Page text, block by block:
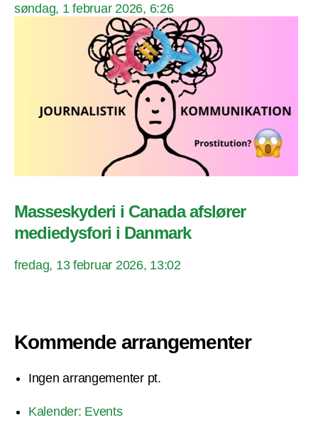
søndag, 1 februar 2026, 6:26
Masseskyderi i Canada afslører
mediedysfori i Danmark
fredag, 13 februar 2026, 13:02
Kommende arrangementer
Ingen arrangementer pt.
Kalender: Events